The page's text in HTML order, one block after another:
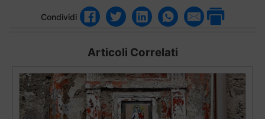
Condividi
Articoli Correlati